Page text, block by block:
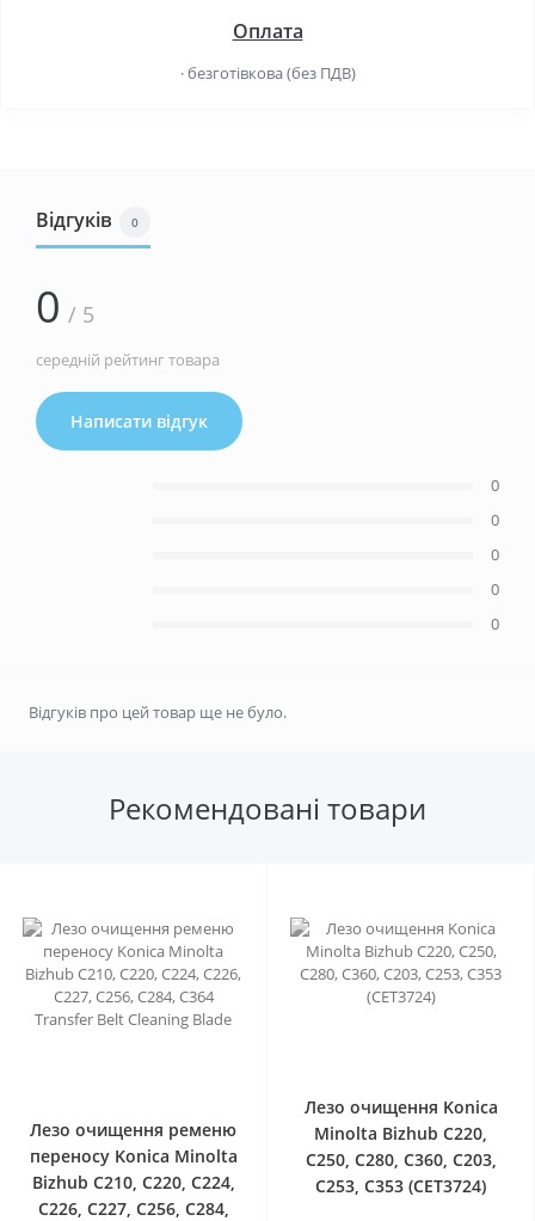
Оплата
· безготівкова (без ПДВ)
Відгуків 0
0 / 5
середній рейтинг товара
Написати відгук
0
0
0
0
0
Відгуків про цей товар ще не було.
Рекомендовані товари
Лезо очищення ременю
переносу Konica Minolta
Bizhub C210, C220, C224,
C226, C227, C256, C284,
Лезо очищення Konica
Minolta Bizhub C220,
C250, C280, C360, C203,
C253, C353 (CET3724)